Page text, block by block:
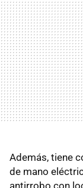
Además, tiene
de mano